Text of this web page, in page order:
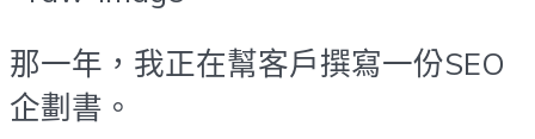
那一年，我正在幫客戶撰寫一份SEO
企劃書。